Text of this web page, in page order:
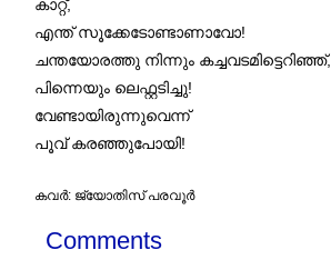
കാറ്റ്,
എന്ത് സൂക്കേടോണ്ടാണാവോ!
ചന്തയോരത്തു നിന്നും കച്ചവടമിട്ടെറിഞ്ഞ്,
പിന്നെയും ലെഫ്റ്റടിച്ചു!
വേണ്ടായിരുന്നുവെന്ന്
പൂവ് കരഞ്ഞുപോയി!
കവര്‍: ജ്യോതിസ് പരവൂര്‍
Comments